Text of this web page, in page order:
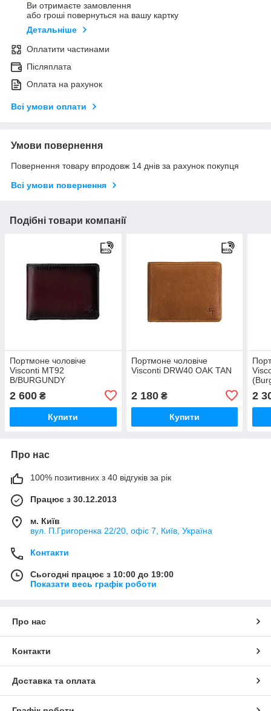
Ви отримаєте замовлення
або гроші повернуться на вашу картку
Детальніше
Оплатити частинами
Післяплата
Оплата на рахунок
Всі умови оплати
Умови повернення
Повернення товару впродовж 14 днів за рахунок покупця
Всі умови повернення
Подібні товари компанії
Портмоне чоловіче
Visconti MT92
B/BURGUNDY
2 600 ₴
Купити
Портмоне чоловіче
Visconti DRW40 OAK TAN
2 180₴
Купити
2
Про нас
100% позитивних з 40 відгуків за рік
Працює з 30.12.2013
м. Київ
вул. П.Григоренка 22/20, офіс 7, Київ, Україна
Контакти
Сьогодні працює з 10:00 до 19:00
Показати весь графік роботи
Про нас
Контакти
Доставка та оплата